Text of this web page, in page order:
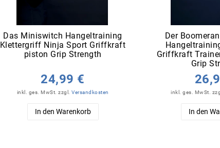
Das Miniswitch Hangeltraining
Klettergriff Ninja Sport Griffkraft
piston Grip Strength
24,99 €
inkl. ges. MwSt. zzgl.Versandkosten
In den Warenkorb
Der
Griffkraft
Grip
inkl. ges. MwSt.
In den